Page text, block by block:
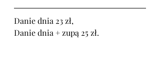
Danie dnia 23 zł,
Danie dnia + zupą 25 zł.